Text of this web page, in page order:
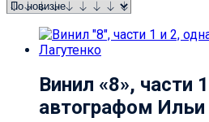
Винил «8», части
автографом Ильи